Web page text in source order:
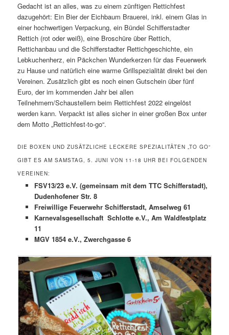
Gedacht ist an alles, was zu einem zünftigen Rettichfest
dazugehört: Ein Bier der Eichbaum Brauerei, inkl. einem Glas in
einer hochwertigen Verpackung, ein Bündel Schifferstadter
Rettich (rot oder weiß), eine Broschüre über Rettich,
Rettichanbau und die Schifferstadter Rettichgeschichte, ein
Lebkuchenherz, ein Päckchen Wunderkerzen für das Feuerwerk
zu Hause und natürlich eine warme Grillspezialität direkt bei den
Vereinen. Zusätzlich gibt es noch einen Gutschein über fünf
Euro, der im kommenden Jahr bei allen
Teilnehmern/Schaustellern beim Rettichfest 2022 eingelöst
werden kann. Verpackt ist alles sicher in einer großen Box unter
dem Motto „Rettichfest-to-go“.
DIE BOXEN UND ZUSÄTZLICHE LECKERE SPEZIALITÄTEN „TO GO“
GIBT ES AM SAMSTAG, 5. JUNI VON 11-18 UHR BEI FOLGENDEN
VEREINEN:
FSV13/23 e.V. (gemeinsam mit dem TTC Schifferstadt),
Dudenhofener Str. 8
Freiwillige Feuerwehr Schifferstadt, Amselweg 61
Karnevalsgesellschaft Schlotte e.V., Am Waldfestplatz
11
MGV 1854 e.V., Zwerchgasse 6